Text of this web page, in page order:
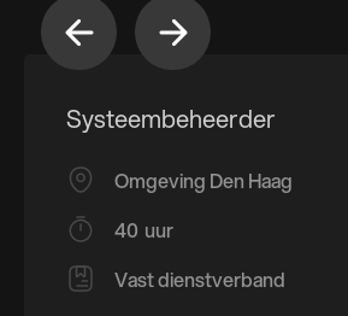
Systeembeheerder
Omgeving Den Haag
40 uur
Vast dienstverband